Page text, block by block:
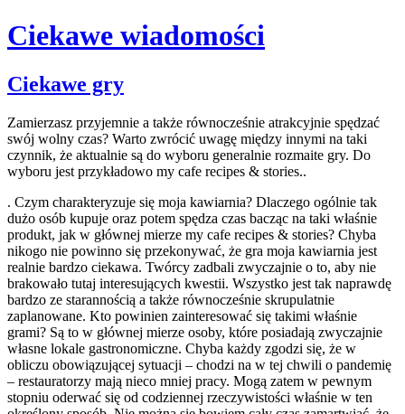
Ciekawe wiadomości
Skip
to
Ciekawe gry
Zamierzasz przyjemnie a także równocześnie atrakcyjnie spędzać
swój wolny czas? Warto zwrócić uwagę między innymi na taki
czynnik, że aktualnie są do wyboru generalnie rozmaite gry. Do
wyboru jest przykładowo my cafe recipes & stories..
. Czym charakteryzuje się moja kawiarnia? Dlaczego ogólnie tak
dużo osób kupuje oraz potem spędza czas bacząc na taki właśnie
produkt, jak w głównej mierze my cafe recipes & stories? Chyba
nikogo nie powinno się przekonywać, że gra moja kawiarnia jest
realnie bardzo ciekawa. Twórcy zadbali zwyczajnie o to, aby nie
brakowało tutaj interesujących kwestii. Wszystko jest tak naprawdę
bardzo ze starannością a także równocześnie skrupulatnie
zaplanowane. Kto powinien zainteresować się takimi właśnie
grami? Są to w głównej mierze osoby, które posiadają zwyczajnie
własne lokale gastronomiczne. Chyba każdy zgodzi się, że w
obliczu obowiązującej sytuacji – chodzi na w tej chwili o pandemię
– restauratorzy mają nieco mniej pracy. Mogą zatem w pewnym
stopniu oderwać się od codziennej rzeczywistości właśnie w ten